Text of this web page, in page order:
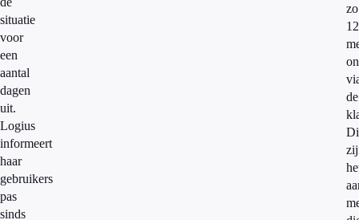
situatie
voor
een
aantal
dagen
uit.
Logius
informeert
haar
gebruikers
pas
sinds
de